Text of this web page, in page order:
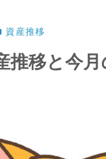
資産推移
推移と今